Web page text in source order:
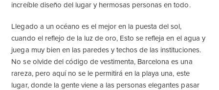
increíble diseño del lugar y hermosas personas en todo.
Llegado a un océano es el mejor en la puesta del sol,
cuando el reflejo de la luz de oro, Esto se refleja en el agua y
juega muy bien en las paredes y techos de las instituciones.
No se olvide del código de vestimenta, Barcelona es una
rareza, pero aquí no se le permitirá en la playa una, este
lugar, donde la gente viene a las personas elegantes pasar